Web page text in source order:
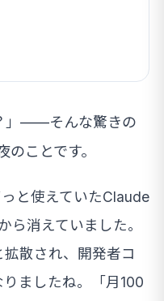
」——そんな驚きの
ことです。
と使えていたClaude
ら消えていました。
散され、開発者コ
ましたね。「月100